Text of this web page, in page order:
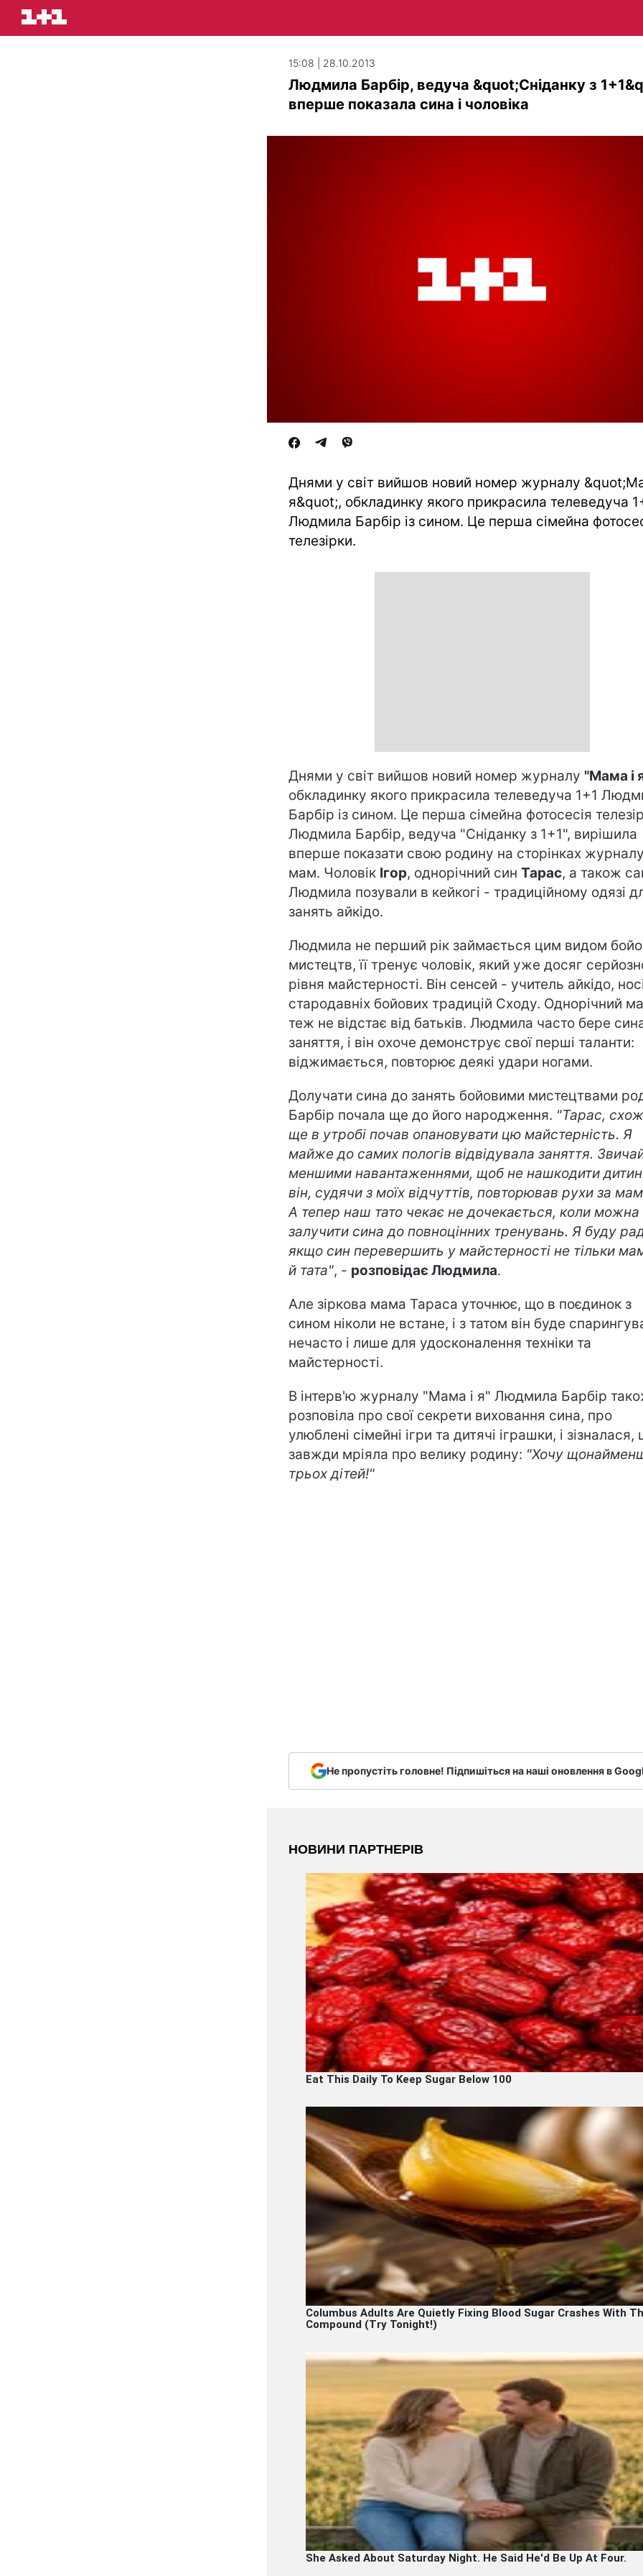
15:08 | 28.10.2013
Людмила Барбір, ведуча &quot;Сніданку з
вперше показала сина і чоловіка
Днями у світ вийшов новий номер журналу
я&quot;, обкладинку якого прикрасила телеведуча
Людмила Барбір із сином. Це перша сімейна
телезірки.
Днями у світ вийшов новий номер журналу "Мама і
обкладинку якого прикрасила телеведуча 1+1
Барбір із сином. Це перша сімейна фотосесія
Людмила Барбір, ведуча "Сніданку з 1+1", вирішила
вперше показати свою родину на сторінках
мам. Чоловік Ігор, однорічний син Тарас, а також
Людмила позували в кейкогі - традиційному одязі
занять айкідо.
Людмила не перший рік займається цим видом
мистецтв, її тренує чоловік, який уже досяг
рівня майстерності. Він сенсей - учитель айкідо,
стародавніх бойових традицій Сходу. Однорічний
теж не відстає від батьків. Людмила часто бере
заняття, і він охоче демонструє свої перші таланти:
віджимається, повторює деякі удари ногами.
Долучати сина до занять бойовими мистецтвами
Барбір почала ще до його народження. "Тарас,
ще в утробі почав опановувати цю майстерність. Я
майже до самих пологів відвідувала заняття.
меншими навантаженнями, щоб не нашкодити
він, судячи з моїх відчуттів, повторював рухи за
А тепер наш тато чекає не дочекається, коли можна
залучити сина до повноцінних тренувань. Я буду
якщо син перевершить у майстерності не тільки
й тата", - розповідає Людмила.
Але зіркова мама Тараса уточнює, що в поєдинок з
сином ніколи не встане, і з татом він буде
нечасто і лише для удосконалення техніки та
майстерності.
В інтерв'ю журналу "Мама і я" Людмила Барбір
розповіла про свої секрети виховання сина, про
улюблені сімейні ігри та дитячі іграшки, і зізналася,
завжди мріяла про велику родину: "Хочу
трьох дітей!"
Не пропустіть головне! Підпишіться на наші оновлення в